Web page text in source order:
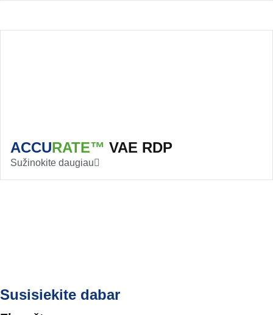
ACCURATE™ VAE RDP
Sužinokite daugiau
Susisiekite dabar